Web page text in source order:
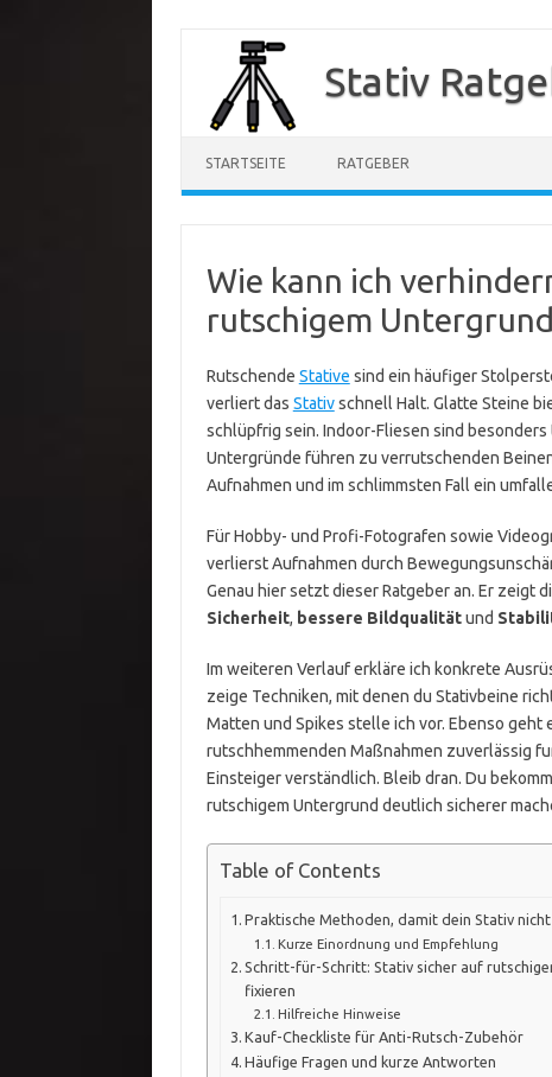
springen
Stativ
STARTSEITE RATGEBER
Wie kann ich
rutschigem
Rutschende Stative sind ein häufiger
verliert das Stativschnell Halt. Glatte Steine
schlüpfrig sein. Indoor-Fliesen sind
Untergründe führen zu verrutschenden
Aufnahmen und im schlimmsten Fall ein
Für Hobby- und Profi-Fotografen sowie
verlierst Aufnahmen durch
Genau hier setzt dieser Ratgeber an. Er zeigt
Sicherheit, bessere Bildqualitätund
Im weiteren Verlauf erkläre ich konkrete
zeige Techniken, mit denen du Stativbeine
Matten und Spikes stelle ich vor. Ebenso geht
rutschhemmenden Maßnahmen zuverlässig
Einsteiger verständlich. Bleib dran. Du
rutschigem Untergrund deutlich sicherer
Table of Contents
Praktische Methoden, damit dein Stativ
Kurze Einordnung und Empfehlung
Schritt-für-Schritt: Stativ sicher auf
fixieren
Hilfreiche Hinweise
Kauf-Checkliste für Anti-Rutsch-Zubehör
Häufige Fragen und kurze Antworten